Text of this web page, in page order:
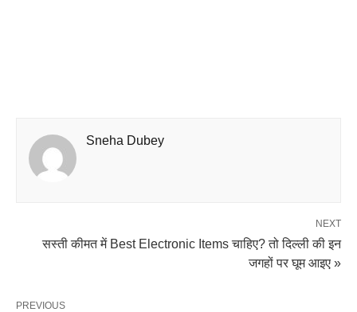
Sneha Dubey
NEXT
सस्ती कीमत में Best Electronic Items चाहिए? तो दिल्ली की इन
जगहों पर घूम आइए »
PREVIOUS